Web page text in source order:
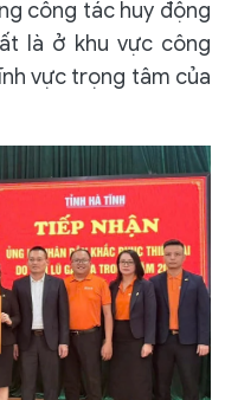
công tác huy động
là ở khu vực công
vực trọng tâm của